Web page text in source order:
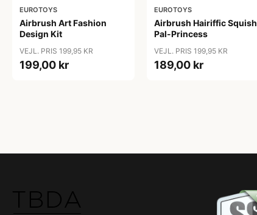
EUROTOYS
Airbrush Art Fashion
Design Kit
VEJL. PRIS 199,95 KR
199,00 kr
EUROTOYS
Airbrush Hairiffic Squish
Pal-Princess
VEJL. PRIS 199,95 KR
189,00 kr